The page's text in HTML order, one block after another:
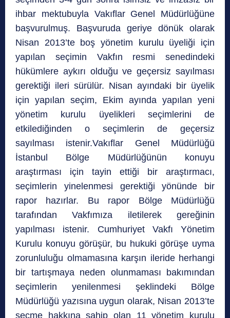
ihbar mektubuyla Vakıflar Genel Müdürlüğüne
başvurulmuş. Başvuruda geriye dönük olarak
Nisan 2013’te boş yönetim kurulu üyeliği için
yapılan seçimin Vakfın resmi senedindeki
hükümlere aykırı olduğu ve geçersiz sayılması
gerektiği ileri sürülür. Nisan ayındaki bir üyelik
için yapılan seçim, Ekim ayında yapılan yeni
yönetim kurulu üyelikleri seçimlerini de
etkilediğinden o seçimlerin de geçersiz
sayılması istenir.Vakıflar Genel Müdürlüğü
İstanbul Bölge Müdürlüğünün konuyu
araştırması için tayin ettiği bir araştırmacı,
seçimlerin yinelenmesi gerektiği yönünde bir
rapor hazırlar. Bu rapor Bölge Müdürlüğü
tarafından Vakfımıza iletilerek gereğinin
yapılması istenir. Cumhuriyet Vakfı Yönetim
Kurulu konuyu görüşür, bu hukuki görüşe uyma
zorunluluğu olmamasına karşın ileride herhangi
bir tartışmaya neden olunmaması bakımından
seçimlerin yenilenmesi şeklindeki Bölge
Müdürlüğü yazısına uygun olarak, Nisan 2013’te
seçme hakkına sahip olan 11 yönetim kurulu